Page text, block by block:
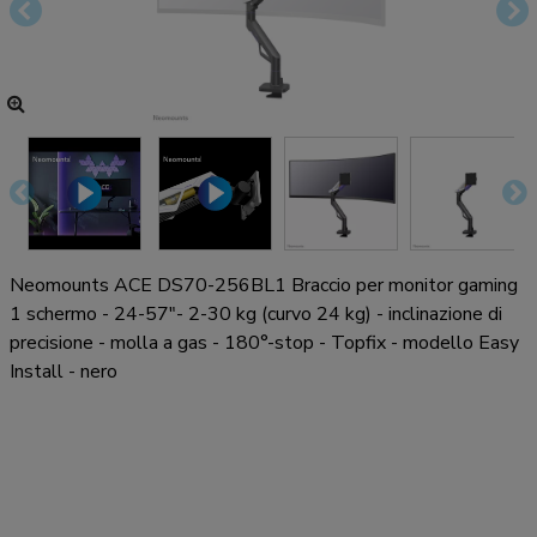
Neomounts ACE DS70-256BL1 Braccio per monitor gaming
1 schermo - 24-57"- 2-30 kg (curvo 24 kg) - inclinazione di
precisione - molla a gas - 180°-stop - Topfix - modello Easy
Install - nero